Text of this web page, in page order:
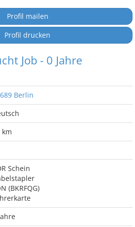
Profil mailen
Profil drucken
Job - 0 Jahre
Berlin
km
Schein
(BKRFQG)